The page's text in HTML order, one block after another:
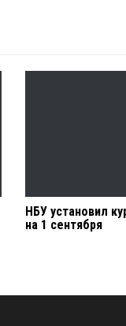
НБУ установил
на 1 сентября